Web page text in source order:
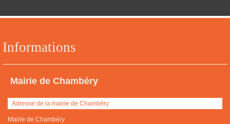
Informations
Mairie de Chambéry
Adresse de la mairie de Chambéry
Mairie de Chambéry